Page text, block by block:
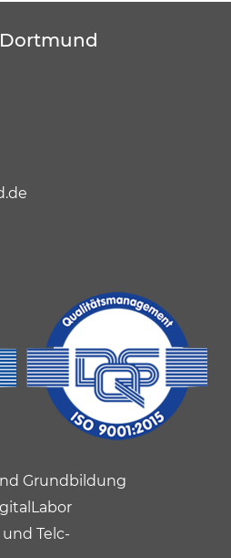
Grundbildung
Telc-